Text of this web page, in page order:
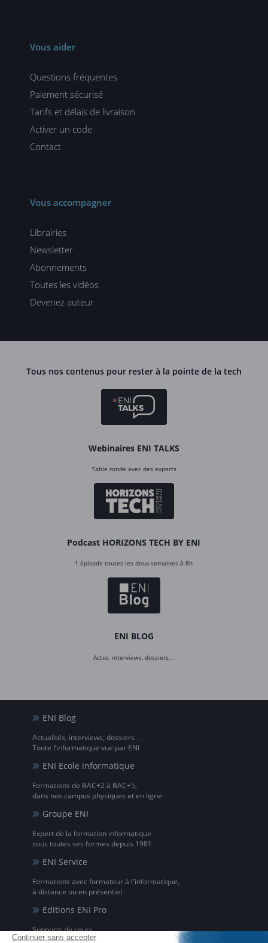
Vous aider
Questions fréquentes
Paiement sécurisé
Tarifs et délais de livraison
Activer un code
Contact
Vous accompagner
Librairies
Newsletter
Abonnements
Toutes les vidéos
Devenez auteur
Tous nos contenus pour rester à la pointe de la tech
Webinaires ENI TALKS
Table ronde avec des experts
Podcast HORIZONS TECH BY ENI
1 épisode toutes les deux semaines à 8h
ENI BLOG
Actus, interviews, dossiers…
ENI Blog
Actualités, interviews, dossiers…
Toute l’informatique vue par ENI
ENI Ecole informatique
Formations de BAC+2 à BAC+5,
dans nos campus physiques et en ligne
Groupe ENI
Expert de la formation informatique
sous toutes ses formes depuis 1981
ENI Service
Formations avec formateur à l'informatique,
à distance ou en présentiel
Editions ENI Pro
Supports de cours
pour les organismes de formation